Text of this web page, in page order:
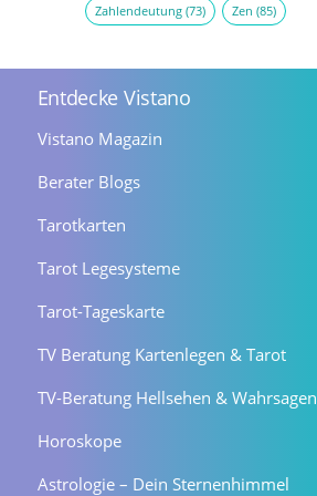
Zahlendeutung(73) Zen (85)
Entdecke Vistano
Vistano Magazin
Berater Blogs
Tarotkarten
Tarot Legesysteme
Tarot-Tageskarte
TV Beratung Kartenlegen & Tarot
TV-Beratung Hellsehen & Wahrsagen
Horoskope
Astrologie – Dein Sternenhimmel